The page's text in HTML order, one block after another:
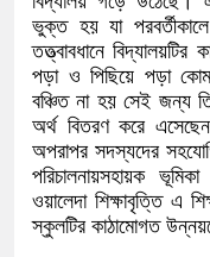
ভুক্ত হয় যা
তত্ত্বাবধানে
পড়া ও পিছিয়ে পড়া
বঞ্চিত না হয় সেই জন্য
অর্থ বিতরণ করে
অপরাপর সদস্যদের
পরিচালনায়সহায়ক
ওয়ালেদা শিক্ষাবৃত্তি এ
স্কুলটির কাঠামোগত